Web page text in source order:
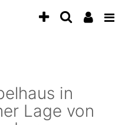
in
Lage von